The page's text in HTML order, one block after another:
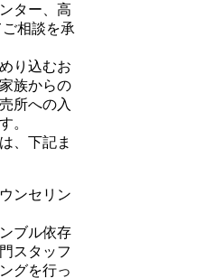
ター、高
相談を承
り込むお
族からの
所への入
。
、下記ま
ンセリン
ブル依存
スタッフ
グを行っ